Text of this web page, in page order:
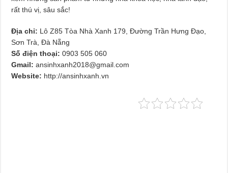
rất thú vị, sâu sắc!
Địa chỉ: Lô Z85 Tòa Nhà Xanh 179, Đường Trần Hưng Đạo,
Sơn Trà, Đà Nẵng
Số điện thoại: 0903 505 060
Gmail:ansinhxanh2018@gmail.com
Website: http://ansinhxanh.vn